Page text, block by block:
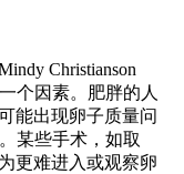
Christianson
个因素。肥胖的人
能出现卵子质量问
某些手术，如取
更难进入或观察卵